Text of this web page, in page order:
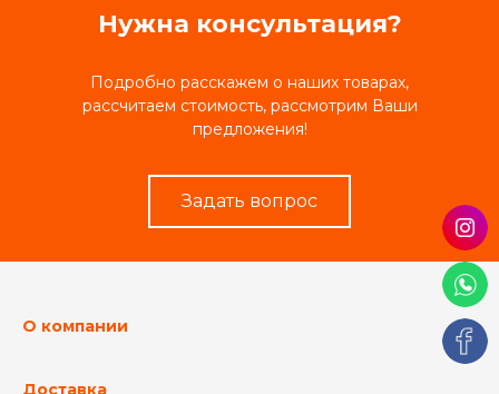
Нужна консультация?
Подробно расскажем о наших товарах,
рассчитаем стоимость, рассмотрим Ваши
предложения!
Задать вопрос
О компании
Доставка